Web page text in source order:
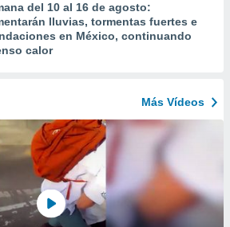
del 10 al 16 de agosto:
lluvias, tormentas fuertes e
en México, continuando
calor
Más Vídeos